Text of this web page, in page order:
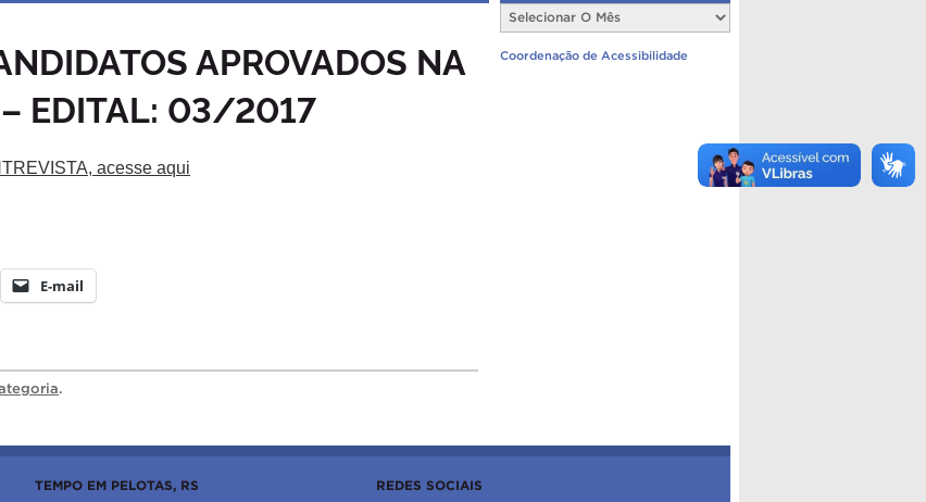
APROVADOS NA
– EDITAL: 03/2017
acesse aqui
E-mail
.
Últimas
Notícias
Coordenação de Acessibilidade
TEMPO EM PELOTAS, RS REDES SOCIAIS